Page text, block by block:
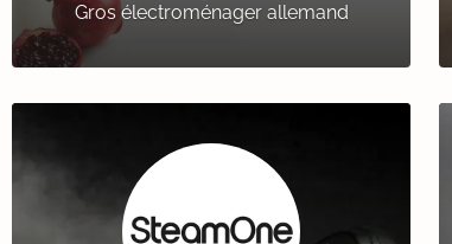
Gros électroménager allemand